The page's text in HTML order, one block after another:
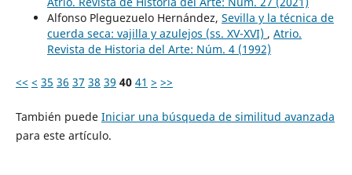
Alfonso Pleguezuelo Hernández, Sevilla y la técnica de
cuerda seca: vajilla y azulejos (ss. XV-XVI) , Atrio.
Revista de Historia del Arte: Núm. 4 (1992)
<< < 35 36 37 38 39 40 41 > >>
También puede Iniciar una búsqueda de similitud avanzada
para este artículo.